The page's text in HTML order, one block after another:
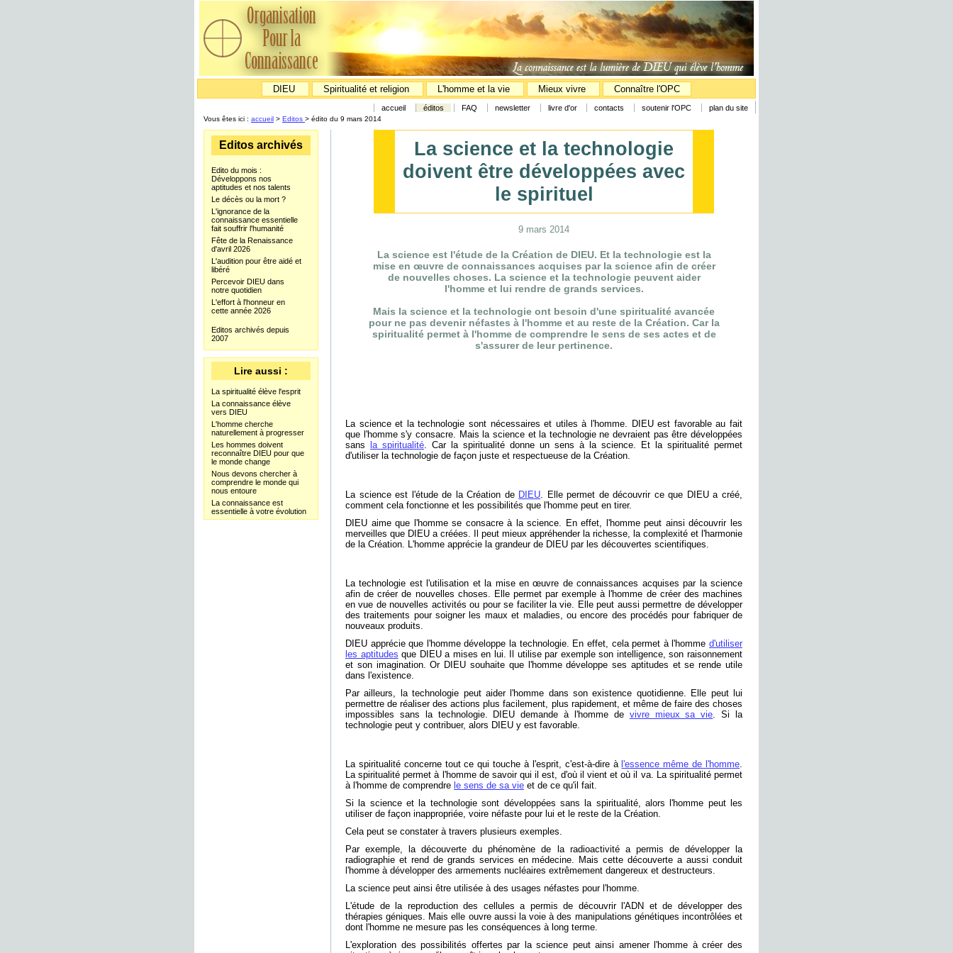
DIEU Spiritualité et religion L'homme et la vie Mieux vivre Connaître l'OPC
accueil éditos FAQ newsletter livre d'or contacts soutenir l'OPC plan du site
Vous êtes ici : accueil > Editos > édito du 9 mars 2014
La science et la technologie
doivent être développées avec
le spirituel
9 mars 2014
La science est l'étude de la Création de DIEU. Et la technologie est la
mise en œuvre de connaissances acquises par la science afin de créer
de nouvelles choses. La science et la technologie peuvent aider
l'homme et lui rendre de grands services.
Mais la science et la technologie ont besoin d'une spiritualité avancée
pour ne pas devenir néfastes à l'homme et au reste de la Création. Car la
spiritualité permet à l'homme de comprendre le sens de ses actes et de
s'assurer de leur pertinence.
La science et la technologie sont nécessaires et utiles à l'homme. DIEU est favorable au fait
que l'homme s'y consacre. Mais la science et la technologie ne devraient pas être développées
sans
la spiritualité. Car la spiritualité donne un sens à la science. Et la spiritualité permet
d'utiliser la technologie de façon juste et respectueuse de la Création.
La science est l'étude de la Création de DIEU. Elle permet de découvrir ce que DIEU a créé,
comment cela fonctionne et les possibilités que l'homme peut en tirer.
DIEU aime que l'homme se consacre à la science. En effet, l'homme peut ainsi découvrir les
merveilles que DIEU a créées. Il peut mieux appréhender la richesse, la complexité et l'harmonie
de la Création. L'homme apprécie la grandeur de DIEU par les découvertes scientifiques.
La technologie est l'utilisation et la mise en œuvre de connaissances acquises par la science
afin de créer de nouvelles choses. Elle permet par exemple à l'homme de créer des machines
en vue de nouvelles activités ou pour se faciliter la vie. Elle peut aussi permettre de développer
des traitements pour soigner les maux et maladies, ou encore des procédés pour fabriquer de
nouveaux produits.
DIEU apprécie que l'homme développe la technologie. En effet, cela permet à l'homme d'utiliser
les aptitudes que DIEU a mises en lui. Il utilise par exemple son intelligence, son raisonnement
et son imagination. Or DIEU souhaite que l'homme développe ses aptitudes et se rende utile
dans l'existence.
Par ailleurs, la technologie peut aider l'homme dans son existence quotidienne. Elle peut lui
permettre de réaliser des actions plus facilement, plus rapidement, et même de faire des choses
impossibles sans la technologie. DIEU demande à l'homme de vivre mieux sa vie. Si la
technologie peut y contribuer, alors DIEU y est favorable.
La spiritualité concerne tout ce qui touche à l'esprit, c'est-à-dire à l'essence même de l'homme.
La spiritualité permet à l'homme de savoir qui il est, d'où il vient et où il va. La spiritualité permet
à l'homme de comprendre le sens de sa vie et de ce qu'il fait.
Si la science et la technologie sont développées sans la spiritualité, alors l'homme peut les
utiliser de façon inappropriée, voire néfaste pour lui et le reste de la Création.
Cela peut se constater à travers plusieurs exemples.
Par exemple, la découverte du phénomène de la radioactivité a permis de développer la
radiographie et rend de grands services en médecine. Mais cette découverte a aussi conduit
l'homme à développer des armements nucléaires extrêmement dangereux et destructeurs.
La science peut ainsi être utilisée à des usages néfastes pour l'homme.
L'étude de la reproduction des cellules a permis de découvrir l'ADN et de développer des
thérapies géniques. Mais elle ouvre aussi la voie à des manipulations génétiques incontrôlées et
dont l'homme ne mesure pas les conséquences à long terme.
L'exploration des possibilités offertes par la science peut ainsi amener l'homme à créer des
Editos archivés
Edito du mois :
Développons nos
aptitudes et nos talents
Le décès ou la mort ?
L'ignorance de la
connaissance essentielle
fait souffrir l'humanité
Fête de la Renaissance
d'avril 2026
L'audition pour être aidé et
libéré
Percevoir DIEU dans
notre quotidien
L'effort à l'honneur en
cette année 2026
Editos archivés depuis
2007
Lire aussi :
La spiritualité élève l'esprit
La connaissance élève
vers DIEU
L'homme cherche
naturellement à progresser
Les hommes doivent
reconnaître DIEU pour que
le monde change
Nous devons chercher à
comprendre le monde qui
nous entoure
La connaissance est
essentielle à votre évolution